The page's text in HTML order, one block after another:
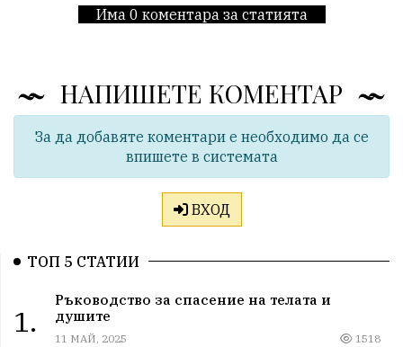
Има 0 коментара за статията
НАПИШЕТЕ КОМЕНТАР
За да добавяте коментари е необходимо да се
впишете в системата
ВХОД
ТОП 5 СТАТИИ
1.
Ръководство за спасение на телата и
душите
11 МАЙ, 2025 1518